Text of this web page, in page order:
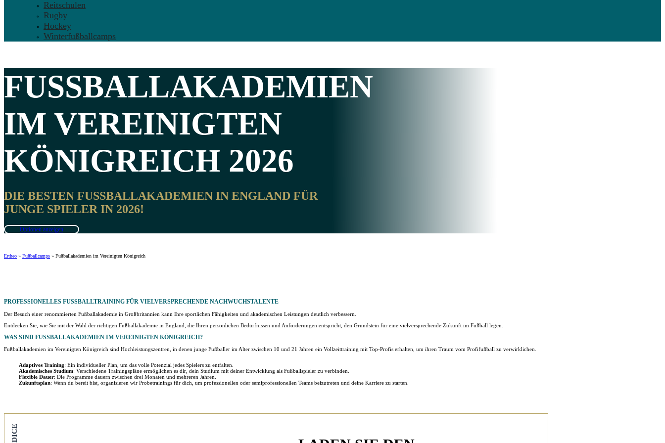
Reitschulen
Rugby
Hockey
Winterfußballcamps
FUSSBALLAKADEMIEN I
M VEREINIGTEN
KÖNIGREICH 2026
DIE BESTEN FUSSBALLAKADEMIEN IN ENGLAND FÜR J
UNGE SPIELER IN 2026!
Optionen anzeigen
Ertheo » Fußballcamps » Fußballakademien im Vereinigten Königreich
PROFESSIONELLES FUSSBALLTRAINING FÜR VIELVERSPRECHENDE NACHWUCHSTALENTE
Der Besuch einer renommierten Fußballakademie in Großbritannien kann Ihre sportlichen Fähigkeiten und akademischen Leistungen deutlich verbessern.
Entdecken Sie, wie Sie mit der Wahl der richtigen Fußballakademie in England, die Ihren persönlichen Bedürfnissen und Anforderungen entspricht, den Grundstein für eine vielversprechende Zukunft im Fußball legen.
WAS SIND FUSSBALLAKADEMIEN IM VEREINIGTEN KÖNIGREICH ?
Fußballakademien im Vereinigten Königreich sind Hochleistungszentren, in denen junge Fußballer im Alter zwischen 10 und 21 Jahren ein Vollzeittraining mit Top-Profis erhalten, um ihren Traum vom Profifußball zu verwirklichen.
Adaptives Training: Ein individueller Plan, um das volle Potenzial jedes Spielers zu entfalten.
Akademisches Studium: Verschiedene Trainingspläne ermöglichen es dir, dein Studium mit deiner Entwicklung als Fußballspieler zu verbinden.
Flexible Dauer: Die Programme dauern zwischen drei Monaten und mehreren Jahren.
Zukunftsplan: Wenn du bereit bist, organisieren wir Probetrainings für dich, um professionellen oder semiprofessionellen Teams beizutreten und deine Karriere zu starten.
ÍNDICE